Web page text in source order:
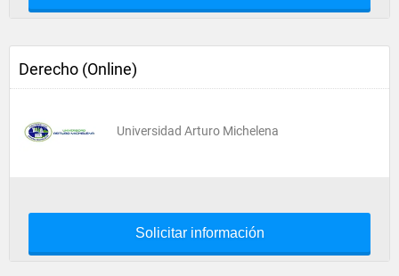
Derecho (Online)
Universidad Arturo Michelena
Solicitar información